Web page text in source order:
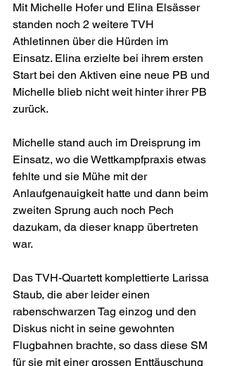
Mit Michelle Hofer und Elina Elsässer
standen noch 2 weitere TVH
Athletinnen über die Hürden im
Einsatz. Elina erzielte bei ihrem ersten
Start bei den Aktiven eine neue PB und
Michelle blieb nicht weit hinter ihrer PB
zurück.
Michelle stand auch im Dreisprung im
Einsatz, wo die Wettkampfpraxis etwas
fehlte und sie Mühe mit der
Anlaufgenauigkeit hatte und dann beim
zweiten Sprung auch noch Pech
dazukam, da dieser knapp übertreten
war.
Das TVH-Quartett komplettierte Larissa
Staub, die aber leider einen
rabenschwarzen Tag einzog und den
Diskus nicht in seine gewohnten
Flugbahnen brachte, so dass diese SM
für sie mit einer grossen Enttäuschung